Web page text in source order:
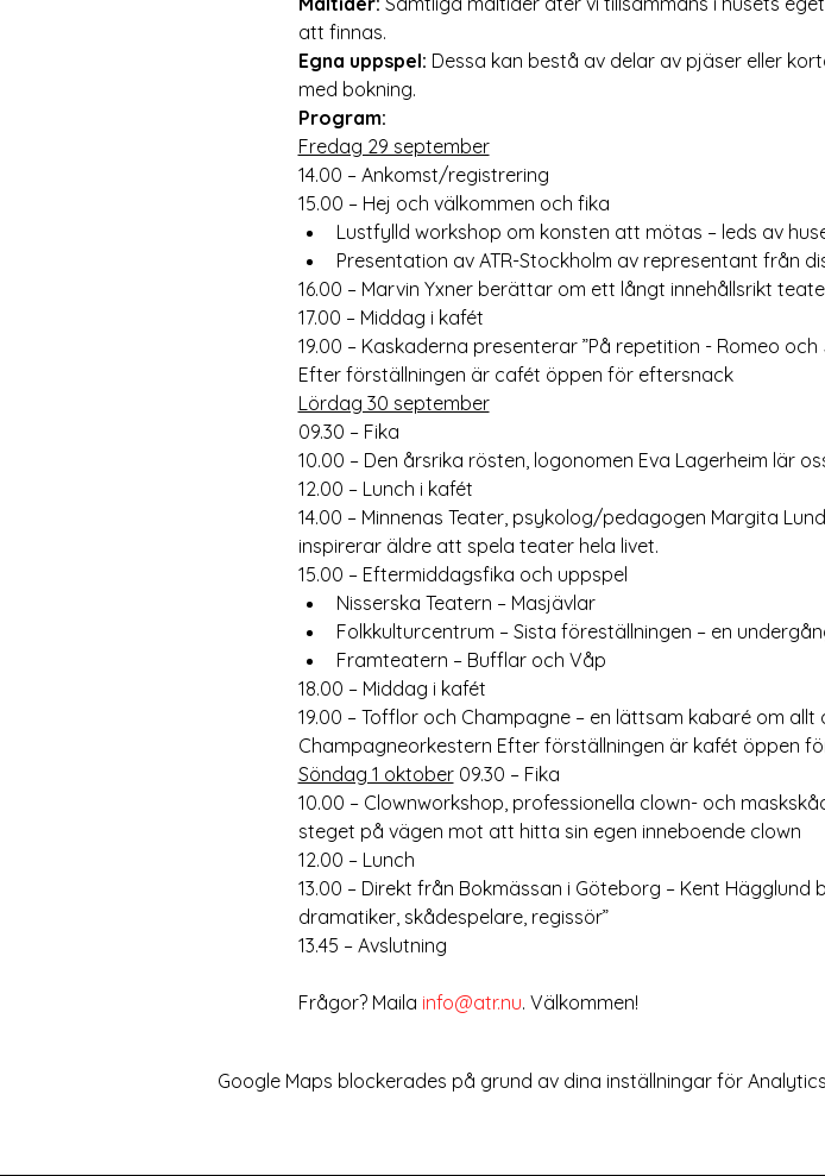
att finnas.
Egna uppspel: Dessa kan bestå av delar av pjäser eller
med bokning.
Program:
Fredag 29 september
14.00 – Ankomst/registrering
15.00 – Hej och välkommen och fika
Lustfylld workshop om konsten att mötas – leds av
Presentation av ATR-Stockholm av representant från
16.00 – Marvin Yxner berättar om ett långt innehållsrikt
17.00 – Middag i kafét
19.00 – Kaskaderna presenterar ”På repetition - Romeo och
Efter förställningen är cafét öppen för eftersnack
Lördag 30 september
09.30 – Fika
10.00 – Den årsrika rösten, logonomen Eva Lagerheim lär
12.00 – Lunch i kafét
14.00 – Minnenas Teater, psykolog/pedagogen Margita
inspirerar äldre att spela teater hela livet.
15.00 – Eftermiddagsfika och uppspel
Nisserska Teatern – Masjävlar
Folkkulturcentrum – Sista föreställningen – en
Framteatern – Bufflar och Våp
18.00 – Middag i kafét
19.00 – Tofflor och Champagne – en lättsam kabaré om
Champagneorkestern Efter förställningen är kafét öppen
Söndag 1 oktober 09.30 – Fika
10.00 – Clownworkshop, professionella clown- och
steget på vägen mot att hitta sin egen inneboende clown
12.00 – Lunch
13.00 – Direkt från Bokmässan i Göteborg – Kent
dramatiker, skådespelare, regissör”
13.45 – Avslutning
Frågor? Maila info@atr.nu. Välkommen!
Google Maps blockerades på grund av dina inställningar för